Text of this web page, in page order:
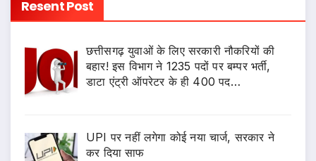
Resent Post
छत्तीसगढ़ युवाओं के लिए सरकारी नौकरियों की
बहार! इस विभाग ने 1235 पदों पर बम्पर भर्ती,
डाटा एंट्री ऑपरेटर के ही 400 पद…
UPI पर नहीं लगेगा कोई नया चार्ज, सरकार ने
कर दिया साफ